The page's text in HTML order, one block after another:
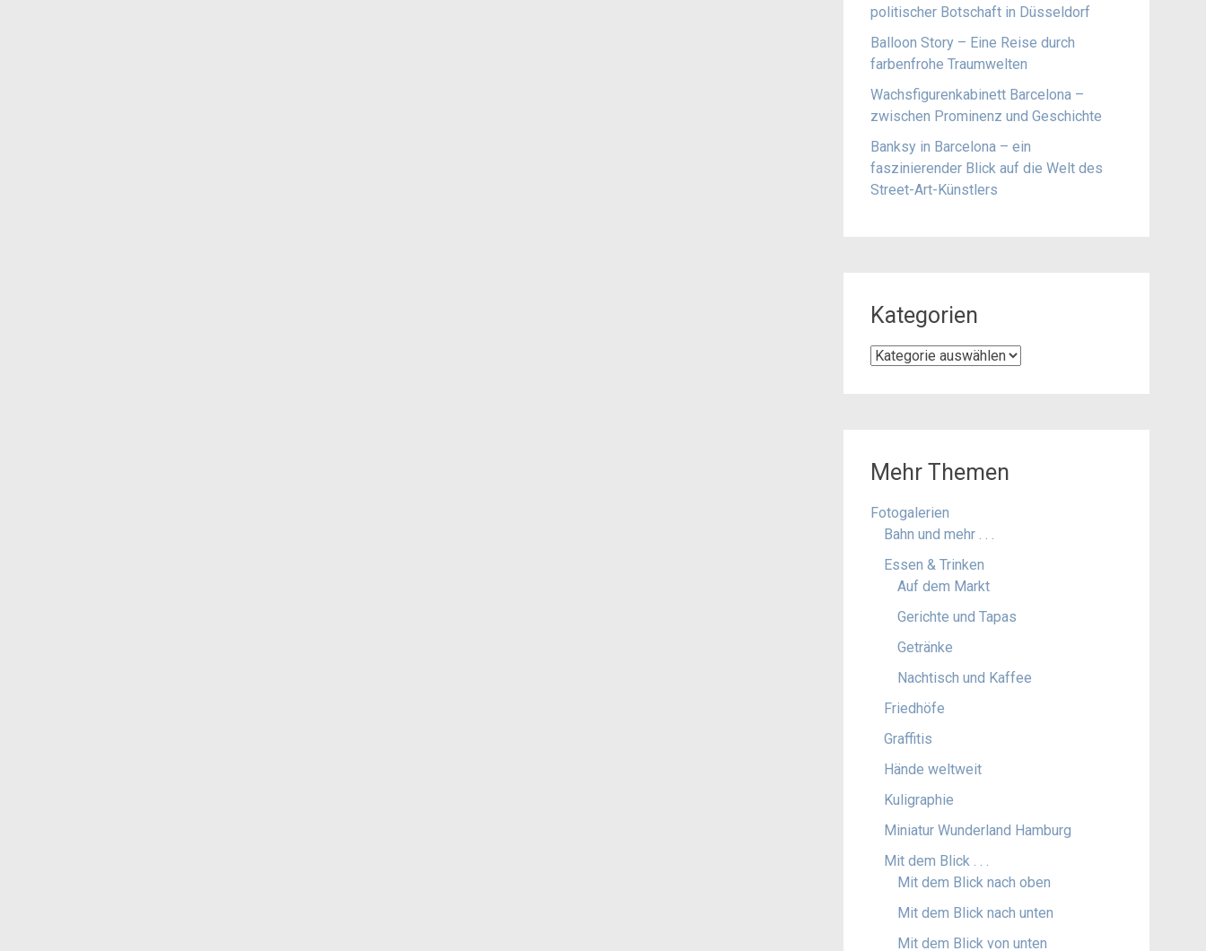
politischer Botschaft in Düsseldorf
Balloon Story – Eine Reise durch
farbenfrohe Traumwelten
Wachsfigurenkabinett Barcelona –
zwischen Prominenz und Geschichte
Banksy in Barcelona – ein
faszinierender Blick auf die Welt des
Street-Art-Künstlers
Kategorien
Kategorien
Mehr Themen
Fotogalerien
Bahn und mehr . . .
Essen & Trinken
Auf dem Markt
Gerichte und Tapas
Getränke
Nachtisch und Kaffee
Friedhöfe
Graffitis
Hände weltweit
Kuligraphie
Miniatur Wunderland Hamburg
Mit dem Blick . . .
Mit dem Blick nach oben
Mit dem Blick nach unten
Mit dem Blick von unten